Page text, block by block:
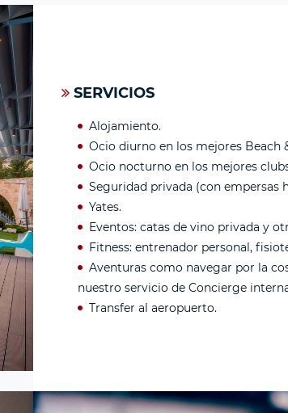
SERVICIOS
Alojamiento.
Ocio diurno en los mejores Beach
Ocio nocturno en los mejores
Seguridad privada (con empersas
Yates.
Eventos: catas de vino privada y
Fitness: entrenador personal,
Aventuras como navegar por la
nuestro servicio de Concierge
Transfer al aeropuerto.